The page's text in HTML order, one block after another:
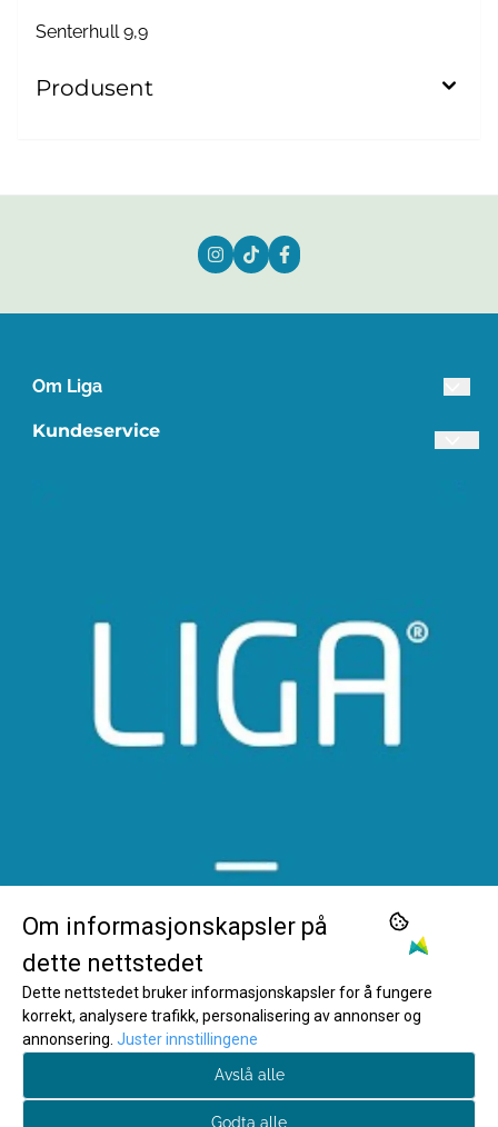
Senterhull 9,9
Produsent
Om Liga
Lista Treindustri AS
post@liga.no
Kundeservice
Vil du enkelt få tilgang til ekslusive tilbud, gode tips
og triks? Meld deg på våre nyhetsbrev!
E-post
Om informasjonskapsler på
dette nettstedet
Dette nettstedet bruker informasjonskapsler for å fungere
korrekt, analysere trafikk, personalisering av annonser og
annonsering. Juster innstillingene
Avslå alle
Godta alle